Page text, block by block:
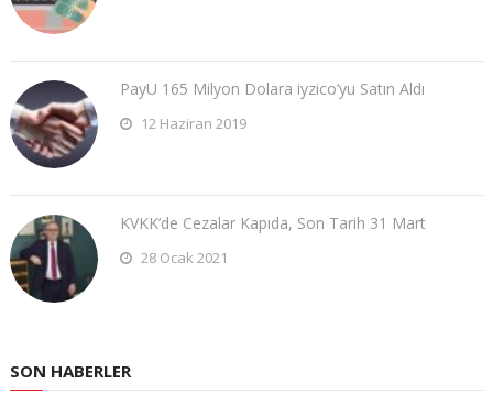
PayU 165 Milyon Dolara iyzico’yu Satın Aldı
12 Haziran 2019
KVKK’de Cezalar Kapıda, Son Tarih 31 Mart
28 Ocak 2021
SON HABERLER